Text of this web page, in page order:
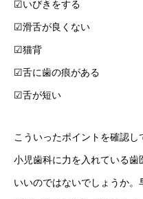
☑︎いびきをする
☑︎滑舌が良くない
☑︎猫背
☑︎舌に歯の痕がある
☑︎舌が短い
こういったポイントを確認
小児歯科に力を入れている歯
いいのではないでしょうか